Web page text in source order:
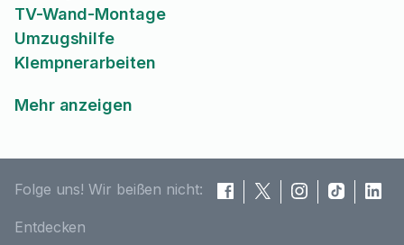
TV-Wand-Montage
Umzugshilfe
Klempnerarbeiten
Mehr anzeigen
Folge uns! Wir beißen nicht:
Entdecken